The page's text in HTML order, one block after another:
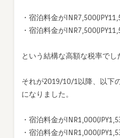
・宿泊料金が
・宿泊料金が
という結構な高額な税率でし
それが2019/10/1以降、以下
になりました。
・宿泊料金が
・宿泊料金が